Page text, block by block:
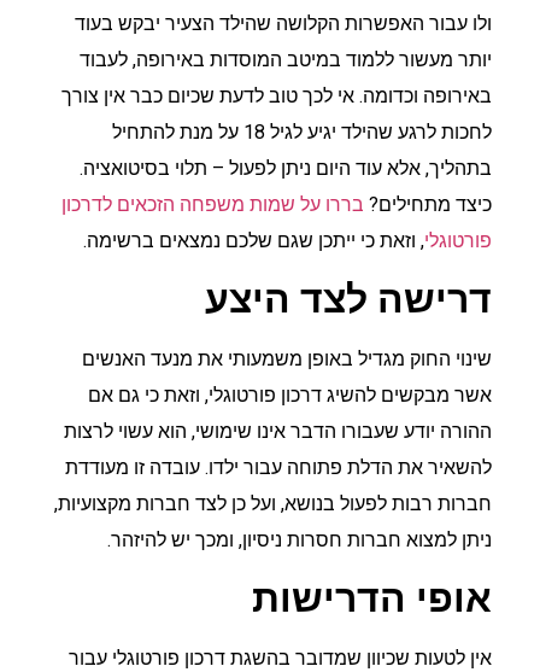
ולו עבור האפשרות הקלושה שהילד הצעיר יבקש בעוד
יותר מעשור ללמוד במיטב המוסדות באירופה, לעבוד
באירופה וכדומה. אי לכך טוב לדעת שכיום כבר אין צורך
לחכות לרגע שהילד יגיע לגיל 18 על מנת להתחיל
בתהליך, אלא עוד היום ניתן לפעול – תלוי בסיטואציה.
כיצד מתחילים?בררו על שמות משפחה הזכאים לדרכון
פורטוגלי, וזאת כי ייתכן שגם שלכם נמצאים ברשימה.
דרישה לצד היצע
שינוי החוק מגדיל באופן משמעותי את מנעד האנשים
אשר מבקשים להשיג דרכון פורטוגלי, וזאת כי גם אם
ההורה יודע שעבורו הדבר אינו שימושי, הוא עשוי לרצות
להשאיר את הדלת פתוחה עבור ילדו. עובדה זו מעודדת
חברות רבות לפעול בנושא, ועל כן לצד חברות מקצועיות,
ניתן למצוא חברות חסרות ניסיון, ומכך יש להיזהר.
אופי הדרישות
אין לטעות שכיוון שמדובר בהשגת דרכון פורטוגלי עבור